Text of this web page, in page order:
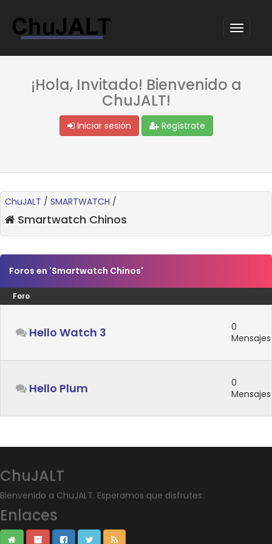
¡Hola, Invitado! Bienvenido a
ChuJALT!
Iniciar sesión Regístrate
ChuJALT / SMARTWATCH /
Smartwatch Chinos
Foros en 'Smartwatch Chinos'
Foro
Hello Watch 3
0
Mensajes
Hello Plum
0
Mensajes
ChuJALT
Bienvenido a ChuJALT. Esperamos que disfrutes.
Enlaces